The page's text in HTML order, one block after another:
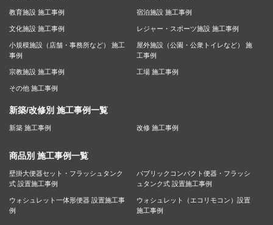
教育施設 施工事例 宿泊施設 施工事例
文化施設 施工事例 レジャー・スポーツ施設 施工事例
小規模施設（店舗・事務所など） 施工
事例
屋外施設（公園・公衆トイレなど） 施
工事例
宗教施設 施工事例 工場 施工事例
その他 施工事例
新築/改修別 施工事例一覧
新築 施工事例 改修 施工事例
商品別 施工事例一覧
壁掛大便器セット・フラッシュタンク
式 設置施工事例
パブリックコンパクト便器・フラッシ
ュタンク式 設置施工事例
ウォシュレット一体形便器 設置施工事
例
ウォシュレット（エコリモコン）設置
施工事例